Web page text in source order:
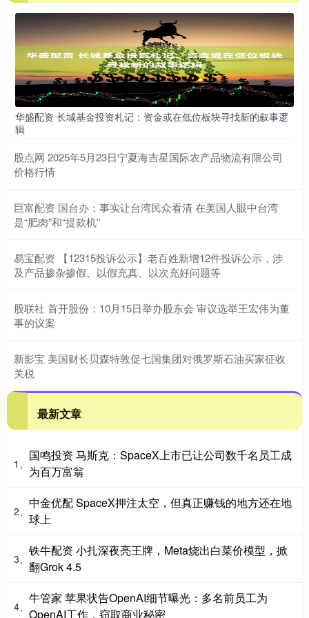
华盛配资 长城基金投资札记：资金或在低位板块寻找新的叙事逻
辑
股点网 2025年5月23日宁夏海吉星国际农产品物流有限公司
价格行情
巨富配资 国台办：事实让台湾民众看清 在美国人眼中台湾
是“肥肉”和“提款机”
易宝配资 【12315投诉公示】老百姓新增12件投诉公示，涉
及产品掺杂掺假、以假充真、以次充好问题等
股联社 首开股份：10月15日举办股东会 审议选举王宏伟为董
事的议案
新影宝 美国财长贝森特敦促七国集团对俄罗斯石油买家征收
关税
最新文章
1、
国鸣投资 马斯克：SpaceX上市已让公司数千名员工成
为百万富翁
2、
中金优配 SpaceX押注太空，但真正赚钱的地方还在地
球上
3、
铁牛配资 小扎深夜亮王牌，Meta烧出白菜价模型，掀
翻Grok 4.5
4、
牛管家 苹果状告OpenAI细节曝光：多名前员工为
OpenAI工作，窃取商业秘密